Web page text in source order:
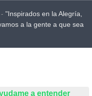
a entender
"Inspirados en la Alegría,
a la gente a que sea